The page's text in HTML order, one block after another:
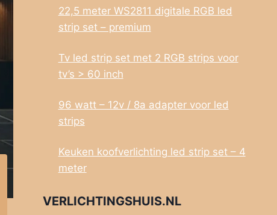
22,5 meter WS2811 digitale RGB led
strip set – premium
Tv led strip set met 2 RGB strips voor
tv’s > 60 inch
96 watt – 12v / 8a adapter voor led
strips
Keuken koofverlichting led strip set – 4
meter
VERLICHTINGSHUIS.NL